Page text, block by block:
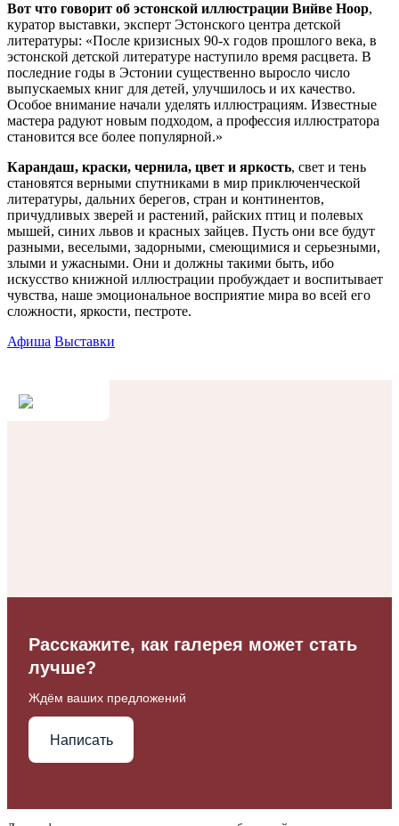
Вот что говорит об эстонской иллюстрации Вийве Ноор,
куратор выставки, эксперт Эстонского центра детской
литературы: «После кризисных 90-х годов прошлого века, в
эстонской детской литературе наступило время расцвета. В
последние годы в Эстонии существенно выросло число
выпускаемых книг для детей, улучшилось и их качество.
Особое внимание начали уделять иллюстрациям. Известные
мастера радуют новым подходом, а профессия иллюстратора
становится все более популярной.»
Карандаш, краски, чернила, цвет и яркость, свет и тень
становятся верными спутниками в мир приключенческой
литературы, дальних берегов, стран и континентов,
причудливых зверей и растений, райских птиц и полевых
мышей, синих львов и красных зайцев. Пусть они все будут
разными, веселыми, задорными, смеющимися и серьезными,
злыми и ужасными. Они и должны такими быть, ибо
искусство книжной иллюстрации пробуждает и воспитывает
чувства, наше эмоциональное восприятие мира во всей его
сложности, яркости, пестроте.
Афиша Выставки
Расскажите, как галерея может стать
лучше?
Ждём ваших предложений
Написать